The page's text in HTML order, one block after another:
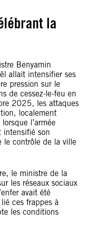
la
Benyamin
allait intensifier ses
pression sur le
de cessez-le-feu en
2025, les attaques
localement
l’armée
intensifié son
le contrôle de la ville
le ministre de la
les réseaux sociaux
avait été
ces frappes à
les conditions